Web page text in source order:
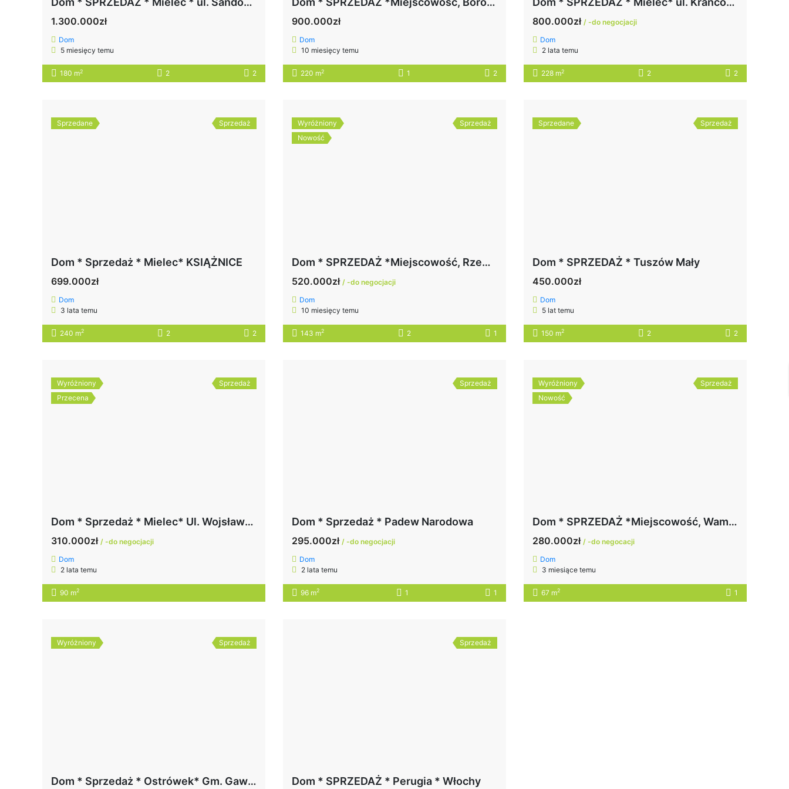
1.300.000zł
Dom
5 miesięcy temu
180 m2 2 2
900.000zł
Dom
10 miesięcy temu
220 m2 1 2
800.000zł / -do negocjacji
Dom
2 lata temu
228 m2 2 2
Sprzedane Sprzedaż
Dom * Sprzedaż * Mielec* KSIĄŻNICE
699.000zł
Dom
3 lata temu
240 m2 2 2
Wyróżniony
Nowość
Sprzedaż
Dom * SPRZEDAŻ *Miejscowość, Rzemień* pow. Mielec
520.000zł / -do negocjacji
Dom
10 miesięcy temu
143 m2 2 1
Sprzedane Sprzedaż
Dom * SPRZEDAŻ * Tuszów Mały
450.000zł
Dom
5 lat temu
150 m2 2 2
Wyróżniony
Przecena
Sprzedaż
Dom * Sprzedaż * Mielec* Ul. Wojsławska
310.000zł / -do negocjacji
Dom
2 lata temu
90 m2
Sprzedaż
Dom * Sprzedaż * Padew Narodowa
295.000zł / -do negocjacji
Dom
2 lata temu
96 m2 1 1
Wyróżniony
Nowość
Sprzedaż
Dom * SPRZEDAŻ *Miejscowość, Wampierzów* pow. Mielec
280.000zł / -do negocacji
Dom
3 miesiące temu
67 m2 1
Wyróżniony Sprzedaż
Dom * Sprzedaż * Ostrówek* Gm. Gawłuszowice
Sprzedaż
Dom * SPRZEDAŻ * Perugia * Włochy